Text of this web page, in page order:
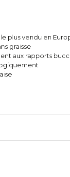
plus vendu en
graisse
aux rapports